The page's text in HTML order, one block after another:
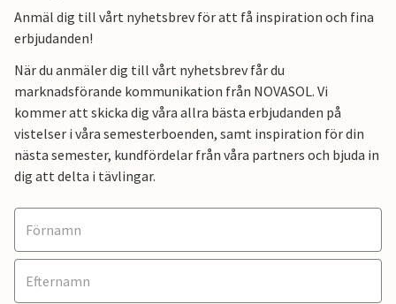
Anmäl dig till vårt nyhetsbrev för att få inspiration och fina
erbjudanden!
När du anmäler dig till vårt nyhetsbrev får du
marknadsförande kommunikation från NOVASOL. Vi
kommer att skicka dig våra allra bästa erbjudanden på
vistelser i våra semesterboenden, samt inspiration för din
nästa semester, kundfördelar från våra partners och bjuda in
dig att delta i tävlingar.